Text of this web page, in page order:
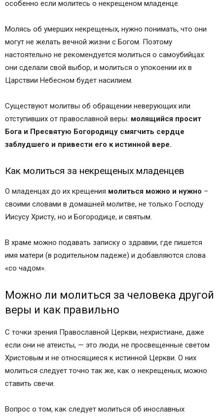
особенно если молитесь о некрещеном младенце.
Молясь об умерших некрещеных, нужно понимать, что они
могут не желать вечной жизни с Богом. Поэтому
настоятельно не рекомендуется молиться о самоубийцах:
они сделали свой выбор, и молиться о упокоении их в
Царствии Небесном будет насилием.
Существуют молитвы об обращении неверующих или
отступивших от православной веры: молящийся просит
Бога и Пресвятую Богородицу смягчить сердце
заблудшего и привести его к истинной вере.
Как молиться за некрещеных младенцев
О младенцах до их крещения молиться можно и нужно –
своими словами в домашней молитве, не только Господу
Иисусу Христу, но и Богородице, и святым.
В храме можно подавать записку о здравии, где пишется
имя матери (в родительном падеже) и добавляются слова
«со чадом».
Можно ли молиться за человека другой
веры и как правильно
С точки зрения Православной Церкви, нехристиане, даже
если они не атеисты, — это люди, не просвещенные светом
Христовым и не относящиеся к истинной Церкви. О них
молиться следует точно так же, как о некрещеных, можно
ставить свечи.
Вопрос о том, как следует молиться об инославных